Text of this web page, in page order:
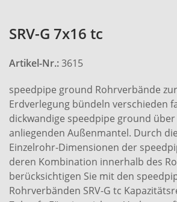
SRV-G 7x16 tc
Artikel-Nr.:3615
speedpipe ground Rohrverbände
Erdverlegung bündeln verschieden
dickwandige speedpipe ground
anliegenden Außenmantel. Durch
Einzelrohr-Dimensionen der
deren Kombination innerhalb des
berücksichtigen Sie mit den
Rohrverbänden SRV-G tc